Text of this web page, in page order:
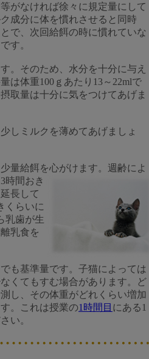
がなければ徐々に規定量にして
成分に体を慣れさせると同時
で、次回給餌の時に慣れていな
す。
。そのため、水分を十分に与え
は体重100ｇあたり13～22mlで
取量は十分に気をつけてあげま
しミルクを薄めてあげましょ
量給餌を心がけます。週齢によ
時間おき
長して
くらいに
乳歯が生
乳食を
も基準量です。子猫によっては
くてもすむ場合があります。ど
し、その体重がどれくらい増加
。これは授業の1時間目 にある1
い。